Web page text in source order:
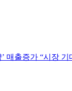
매출증가 “시장 기